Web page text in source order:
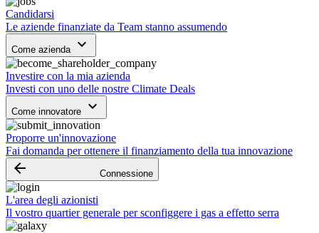
Candidarsi
Le aziende finanziate da Team stanno assumendo
Come azienda keyboard_arrow_down
Investire con la mia azienda
Investi con uno delle nostre Climate Deals
Come innovatore keyboard_arrow_down
Proporre un'innovazione
Fai domanda per ottenere il finanziamento della tua innovazione
arrow_backward Connessione
L'area degli azionisti
Il vostro quartier generale per sconfiggere i gas a effetto serra